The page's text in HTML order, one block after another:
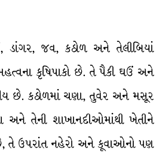
ડાંગર, જવ, કઠોળ અને તેલીબિયાં
કૃષિપાકો છે. તે પૈકી ઘઉં અને
છે. કઠોળમાં ચણા, તુવેર અને મસૂર
અને તેની શાખાનદીઓમાંથી ખેતીને
તે ઉપરાંત નહેરો અને કૂવાઓનો પણ